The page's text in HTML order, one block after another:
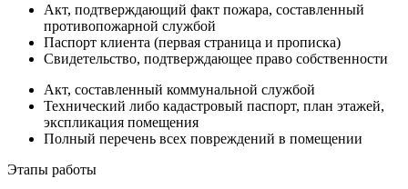
Акт, подтверждающий факт пожара, составленный
противопожарной службой
Паспорт клиента (первая страница и прописка)
Свидетельство, подтверждающее право собственности
Акт, составленный коммунальной службой
Технический либо кадастровый паспорт, план этажей,
экспликация помещения
Полный перечень всех повреждений в помещении
Этапы работы